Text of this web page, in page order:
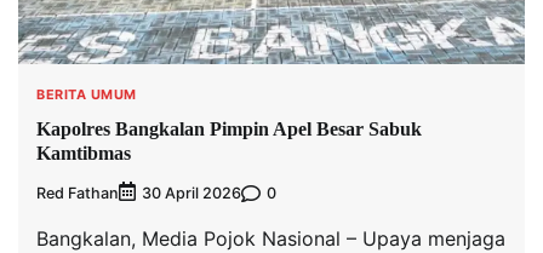
BERITA UMUM
Kapolres Bangkalan Pimpin Apel Besar Sabuk
Kamtibmas
Red Fathan 30 April 2026 0
Bangkalan, Media Pojok Nasional – Upaya menjaga